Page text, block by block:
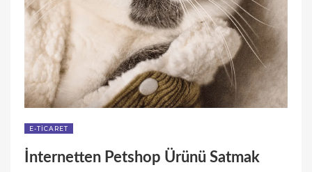
E-TICARET
İnternetten Petshop Ürünü Satmak